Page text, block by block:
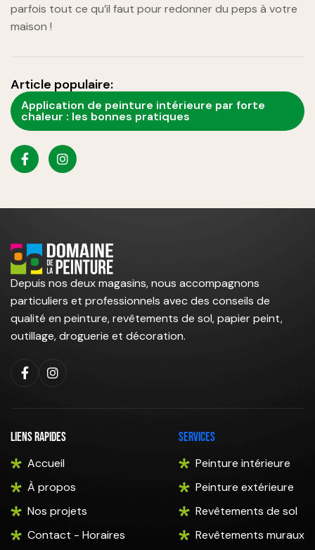
parfois tout ce qu’il faut pour redonner du peps à votre
maison !
Article populaire:
Application de peinture intérieure par forte
chaleur : les bonnes pratiques
Depuis nos deux magasins, nous accompagnons
particuliers et professionnels avec des conseils de
qualité en peinture, revêtements de sol, papier peint,
outillage, droguerie et décoration.
Liens rapides
Accueil
À propos
Nos projets
Contact - Horaires
Services
Peinture intérieure
Peinture extérieure
Revêtements de sol
Revêtements muraux